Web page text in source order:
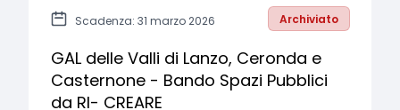
Scadenza: 31 marzo 2026 Archiviato
GAL delle Valli di Lanzo, Ceronda e
Casternone - Bando Spazi Pubblici
da RI- CREARE